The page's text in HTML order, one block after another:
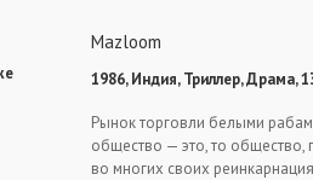
Mazloom
1986, Индия, Триллер, Драма,
Рынок торговли белыми
общество — это, то
во многих своих